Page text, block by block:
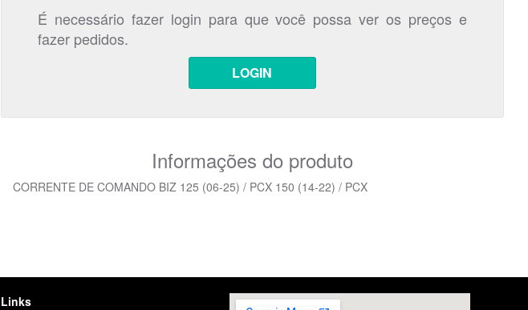
É necessário fazer login para que você possa ver os preços e
fazer pedidos.
LOGIN
Informações do produto
CORRENTE DE COMANDO BIZ 125 (06-25) / PCX 150 (14-22) / PCX
Links